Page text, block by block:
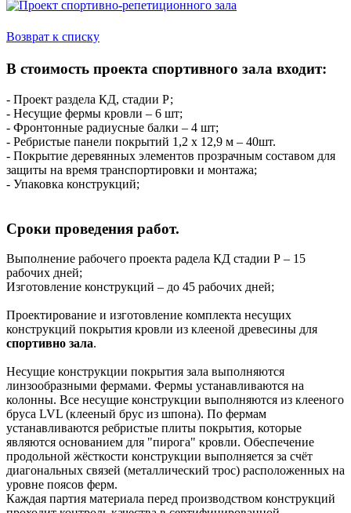
Возврат к списку
В стоимость проекта спортивного зала входит:
- Проект раздела КД, стадии Р;
- Несущие фермы кровли – 6 шт;
- Фронтонные радиусные балки – 4 шт;
- Ребристые панели покрытий 1,2 х 12,9 м – 40шт.
- Покрытие деревянных элементов прозрачным составом для
защиты на время транспортировки и монтажа;
- Упаковка конструкций;
Сроки проведения работ.
Выполнение рабочего проекта радела КД стадии Р – 15
рабочих дней;
Изготовление конструкций – до 45 рабочих дней;
Проектирование и изготовление комплекта несущих
конструкций покрытия кровли из клееной древесины для
спортивно зала.
Несущие конструкции покрытия зала выполняются
линзообразными фермами. Фермы устанавливаются на
колонны. Все несущие конструкции выполняются из клееного
бруса LVL (клееный брус из шпона). По фермам
устанавливаются ребристые плиты покрытия, которые
являются основанием для "пирога" кровли. Обеспечение
продольной жёсткости конструкции выполняется за счёт
диагональных связей (металлический трос) расположенных на
уровне поясов ферм.
Каждая партия материала перед производством конструкций